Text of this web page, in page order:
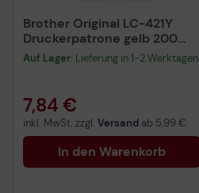
Brother Original LC-421Y
Druckerpatrone gelb 200
Seiten (LC421Y)
Auf Lager: Lieferung in 1-2 Werktagen
7,84 €
inkl. MwSt. zzgl. Versand ab 5,99 €
In den Warenkorb